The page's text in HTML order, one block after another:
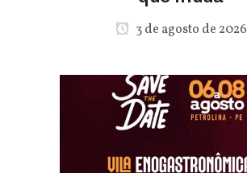
3 de agosto de 2026